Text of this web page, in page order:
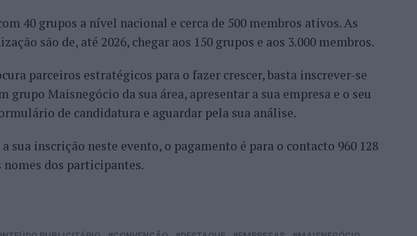
40 grupos a nível nacional e cerca de 500 membros ativos. As
são de, até 2026, chegar aos 150 grupos e aos 3.000 membros.
parceiros estratégicos para o fazer crescer, basta inscrever-se
grupo Maisnegócio da sua área, apresentar a sua empresa e o seu
de candidatura e aguardar pela sua análise.
sua inscrição neste evento, o pagamento é para o contacto 960 128
nomes dos participantes.